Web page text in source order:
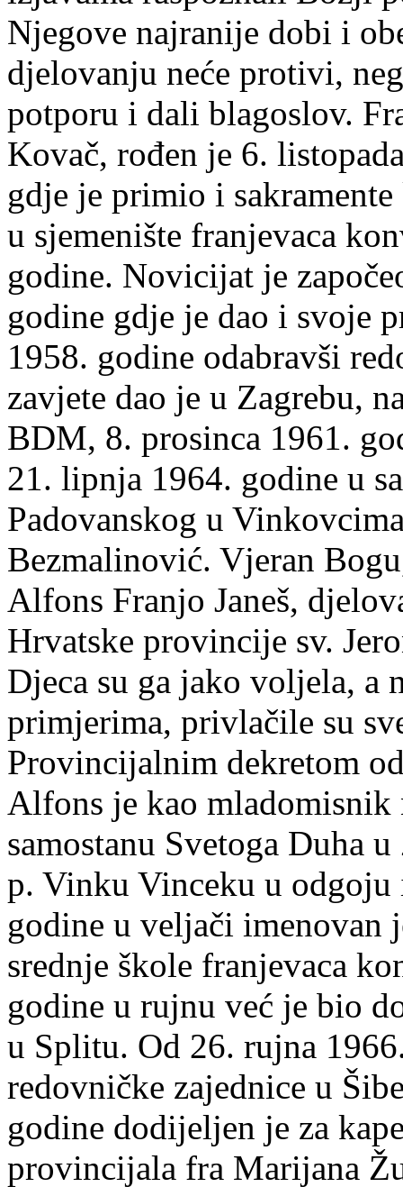
Njegove najranije dobi i
djelovanju neće protivi,
potporu i dali blagoslov.
Kovač, rođen je 6.
gdje je primio i
u sjemenište franjevaca
godine. Novicijat je
godine gdje je dao i svoje
1958. godine odabravši
zavjete dao je u Zagrebu,
BDM, 8. prosinca 1961.
21. lipnja 1964. godine u
Padovanskog u
Bezmalinović. Vjeran
Alfons Franjo Janeš,
Hrvatske provincije sv.
Djeca su ga jako voljela, a
primjerima, privlačile su
Provincijalnim dekretom
Alfons je kao
samostanu Svetoga Duha
p. Vinku Vinceku u odgoju
godine u veljači
srednje škole franjevaca
godine u rujnu već je bio
u Splitu. Od 26. rujna
redovničke zajednice u
godine dodijeljen je za
provincijala fra Marijana